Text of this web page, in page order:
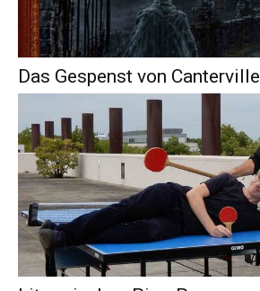
Das Gespenst von Canterville